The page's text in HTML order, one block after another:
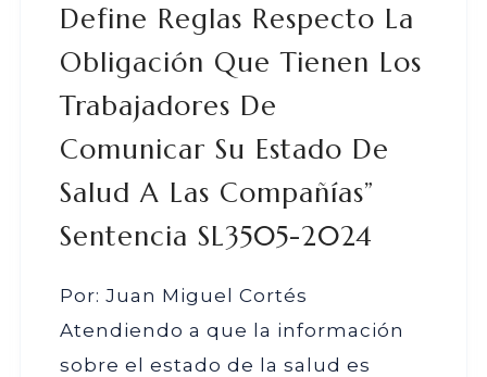
Define Reglas Respecto La
Obligación Que Tienen Los
Trabajadores De
Comunicar Su Estado De
Salud A Las Compañías”
Sentencia SL3505-2024
Por: Juan Miguel Cortés
Atendiendo a que la información
sobre el estado de la salud es